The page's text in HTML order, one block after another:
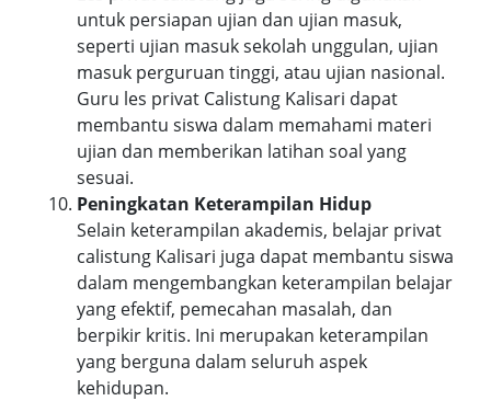
untuk persiapan ujian dan ujian masuk,
seperti ujian masuk sekolah unggulan, ujian
masuk perguruan tinggi, atau ujian nasional.
Guru les privat Calistung Kalisari dapat
membantu siswa dalam memahami materi
ujian dan memberikan latihan soal yang
sesuai.
Peningkatan Keterampilan Hidup
Selain keterampilan akademis, belajar privat
calistung Kalisari juga dapat membantu siswa
dalam mengembangkan keterampilan belajar
yang efektif, pemecahan masalah, dan
berpikir kritis. Ini merupakan keterampilan
yang berguna dalam seluruh aspek
kehidupan.